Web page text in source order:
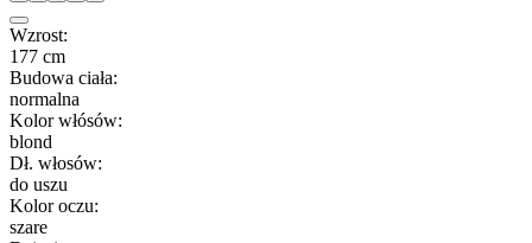
Wzrost:
177 cm
Budowa ciała:
normalna
Kolor włósów:
blond
Dł. włosów:
do uszu
Kolor oczu:
szare